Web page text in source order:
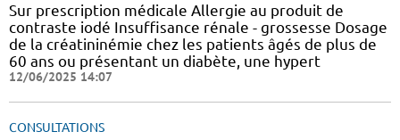
Sur prescription médicale Allergie au produit de
contraste iodé Insuffisance rénale - grossesse Dosage
de la créatininémie chez les patients âgés de plus de
60 ans ou présentant un diabète, une hypert
12/06/2025 14:07
CONSULTATIONS